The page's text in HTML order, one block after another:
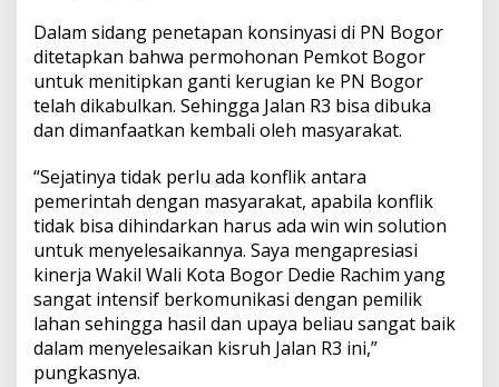
Dalam sidang penetapan konsinyasi di PN Bogor
ditetapkan bahwa permohonan Pemkot Bogor
untuk menitipkan ganti kerugian ke PN Bogor
telah dikabulkan. Sehingga Jalan R3 bisa dibuka
dan dimanfaatkan kembali oleh masyarakat.
“Sejatinya tidak perlu ada konflik antara
pemerintah dengan masyarakat, apabila konflik
tidak bisa dihindarkan harus ada win win solution
untuk menyelesaikannya. Saya mengapresiasi
kinerja Wakil Wali Kota Bogor Dedie Rachim yang
sangat intensif berkomunikasi dengan pemilik
lahan sehingga hasil dan upaya beliau sangat baik
dalam menyelesaikan kisruh Jalan R3 ini,”
pungkasnya.